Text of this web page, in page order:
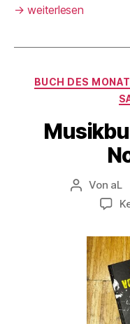
→ weiterlesen
BUCH DES
Von aL